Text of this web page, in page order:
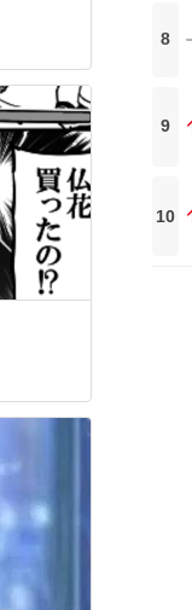
8
9
10